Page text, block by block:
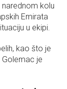
narednom kolu
Emirata
u ekipi.
kao što je
Golemac je